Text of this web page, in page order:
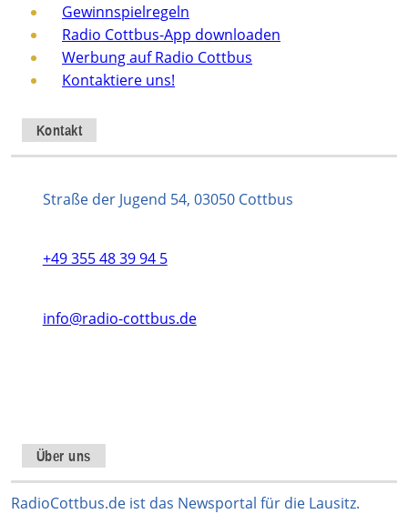
Gewinnspielregeln
Radio Cottbus-App downloaden
Werbung auf Radio Cottbus
Kontaktiere uns!
Kontakt
Straße der Jugend 54, 03050 Cottbus
+49 355 48 39 94 5
info@radio-cottbus.de
Über uns
RadioCottbus.de ist das Newsportal für die Lausitz.